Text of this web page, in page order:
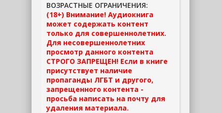
ВОЗРАСТНЫЕ ОГРАНИЧЕНИЯ:
(18+) Внимание! Аудиокнига
может содержать контент
только для совершеннолетних.
Для несовершеннолетних
просмотр данного контента
СТРОГО ЗАПРЕЩЕН! Если в книге
присутствует наличие
пропаганды ЛГБТ и другого,
запрещенного контента -
просьба написать на почту для
удаления материала.